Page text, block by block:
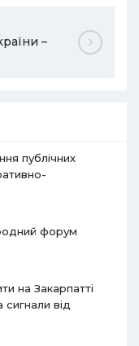
–
публічних
форум
на Закарпатті
сигнали від